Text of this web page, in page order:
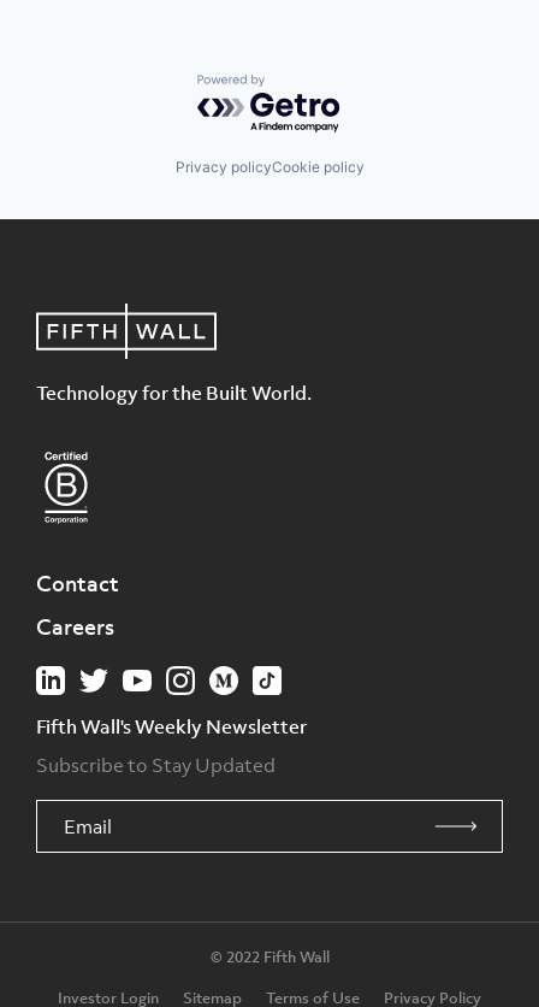
Powered by Getro.com
Privacy policyCookie policy
Technology for the Built World.
Contact
Careers
Fifth Wall's Weekly Newsletter
Subscribe to Stay Updated
© 2022 Fifth Wall
Investor Login
Sitemap Terms of Use Privacy Policy